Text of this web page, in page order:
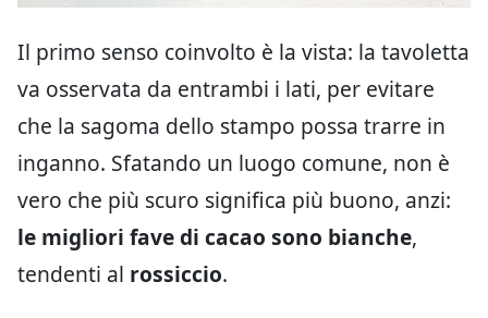
Il primo senso coinvolto è la vista: la tavoletta
va osservata da entrambi i lati, per evitare
che la sagoma dello stampo possa trarre in
inganno. Sfatando un luogo comune, non è
vero che più scuro significa più buono, anzi:
le migliori fave di cacao sono bianche,
tendenti al rossiccio.